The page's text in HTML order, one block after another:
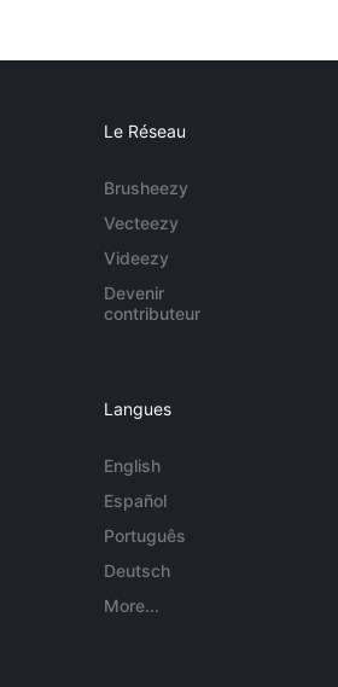
Le Réseau
Brusheezy
Vecteezy
Videezy
Devenir
contributeur
Langues
English
Español
Português
Deutsch
More...